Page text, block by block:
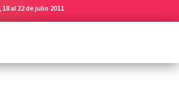
al 22 de julio 2011